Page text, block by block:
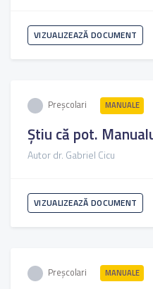
VIZUALIZEAZĂ DOCUMENT
Preșcolari MANUALE
Știu că pot.
Autor dr. Gabriel Cicu
VIZUALIZEAZĂ DOCUMENT
Preșcolari MANUALE